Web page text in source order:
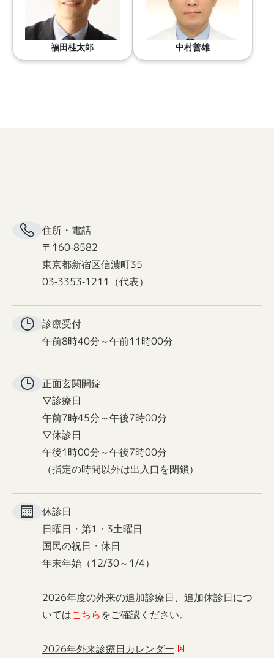
福田桂太郎 中村善雄
住所・電話
〒160-8582
東京都新宿区信濃町35
03-3353-1211（代表）
診療受付
午前8時40分～午前11時00分
正面玄関開錠
▽診療日
午前7時45分～午後7時00分
▽休診日
午後1時00分～午後7時00分
（指定の時間以外は出入口を閉鎖）
休診日
日曜日・第1・3土曜日
国民の祝日・休日
年末年始（12/30～1/4）
2026年度の外来の追加診療日、追加休診日につ
いてはこちらをご確認ください。
2026年外来診療日カレンダー